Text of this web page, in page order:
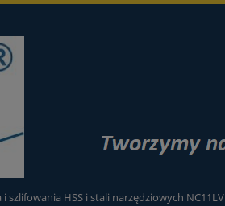
szlifowania HSS i stali narzędziowych NC11LV